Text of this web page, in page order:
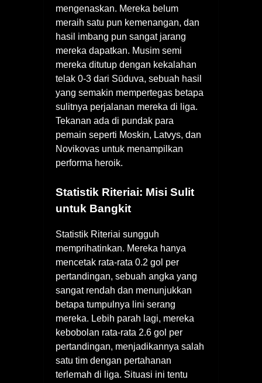
mengenaskan. Mereka belum
meraih satu pun kemenangan, dan
hasil imbang pun sangat jarang
mereka dapatkan. Musim semi
mereka ditutup dengan kekalahan
telak 0-3 dari Sūduva, sebuah hasil
yang semakin mempertegas betapa
sulitnya perjalanan mereka di liga.
Tekanan ada di pundak para
pemain seperti Moskin, Latvys, dan
Novikovas untuk menampilkan
performa heroik.
Statistik Riteriai: Misi Sulit
untuk Bangkit
Statistik Riteriai sungguh
memprihatinkan. Mereka hanya
mencetak rata-rata 0.2 gol per
pertandingan, sebuah angka yang
sangat rendah dan menunjukkan
betapa tumpulnya lini serang
mereka. Lebih parah lagi, mereka
kebobolan rata-rata 2.6 gol per
pertandingan, menjadikannya salah
satu tim dengan pertahanan
terlemah di liga. Situasi ini tentu